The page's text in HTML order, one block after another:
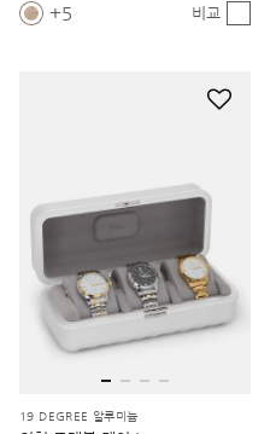
5 비교
19 DEGREE 알루미늄